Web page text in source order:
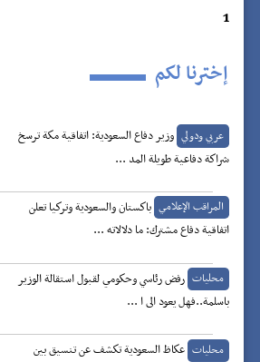
1
إخترنا لكم
عربي ودولي وزير دفاع السعودية: اتفاقية مكة ترسخ
شراكة دفاعية طويلة المد ...
المراقب الإعلامي باكستان والسعودية وتركيا تعلن
اتفاقية دفاع مشترك: ما دلالاته ...
محليات رفض رئاسي وحكومي لقبول استقالة الوزير
باسلمة..فهل يعود الى ا ...
محليات عكاظ السعودية تكشف عن تنسيق بين